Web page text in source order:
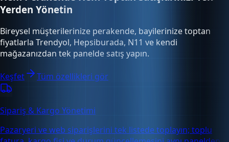
Bireysel müşterilerinize perakende, bayilerinize toptan
fiyatlarla Trendyol, Hepsiburada, N11 ve kendi
mağazanızdan tek panelde satış yapın.
Keşfet Tüm özellikleri gör
Sipariş & Kargo Yönetimi
Pazaryeri ve web siparişlerini tek listede toplayın; toplu
fatura, kargo fişi ve durum güncellemesini aynı panelden
yapın.